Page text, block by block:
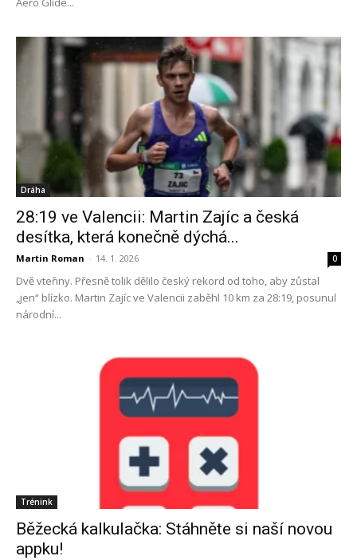
Dráha
28:19 ve Valencii: Martin Zajíc a česká
desítka, která konečně dýchá...
Martin Roman - 14. 1. 2026 0
Dvě vteřiny. Přesně tolik dělilo český rekord od toho, aby zůstal
„jen“ blízko. Martin Zajíc ve Valencii zaběhl 10 km za 28:19, posunul
národní...
Trénink
Běžecká kalkulačka: Stáhněte si naší novou
appku!